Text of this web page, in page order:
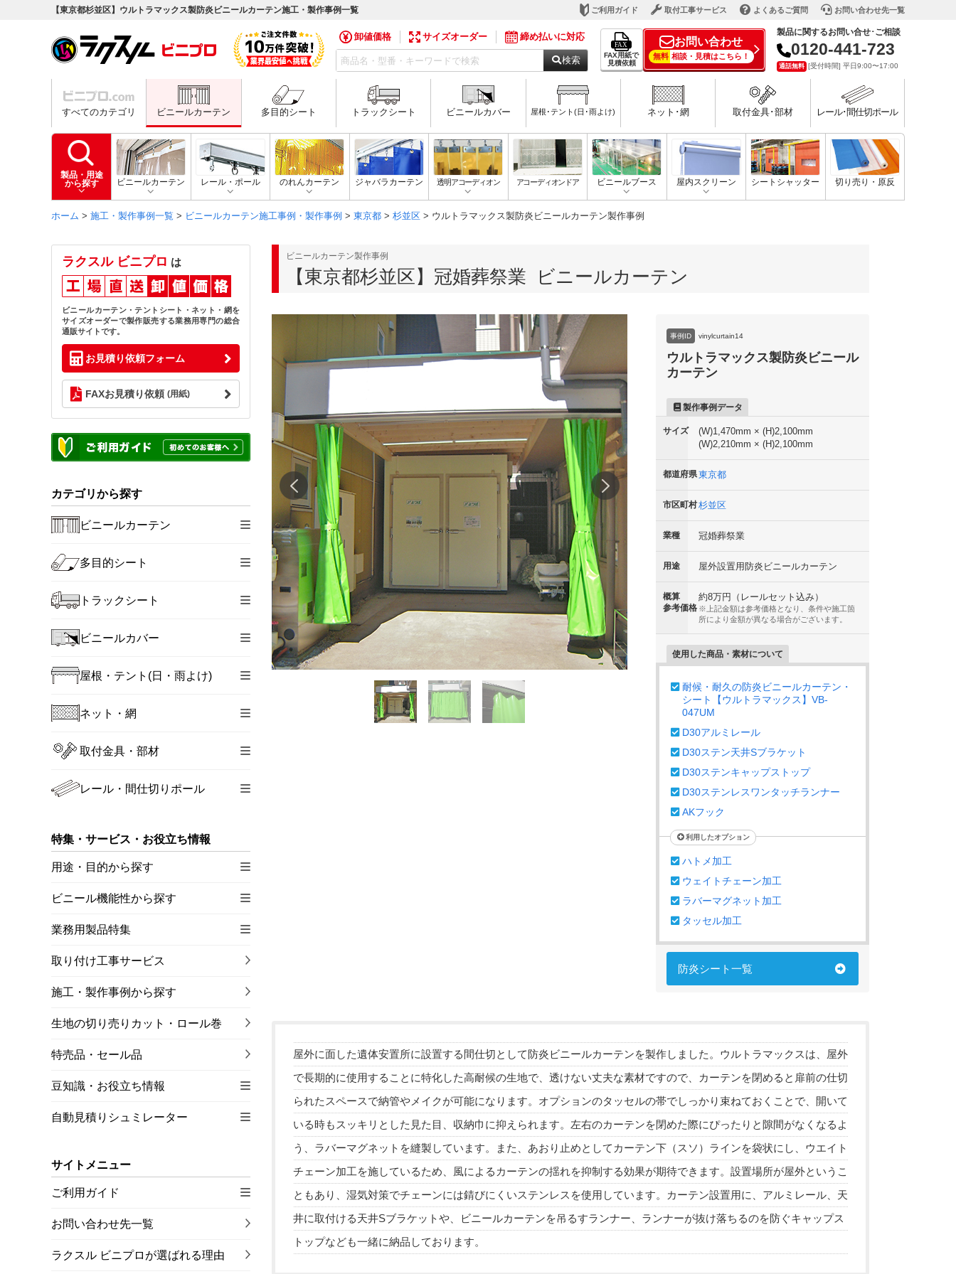
【東京都杉並区】ウルトラマックス製防炎ビニールカーテン施工・製作事例一覧 ご利用ガイド 取付工事サービス よくあるご質問 お問い合わせ先一覧
卸値価格 サイズオーダー 締め払いに対応
検索
FAX用紙で
見積依頼
お問い合わせ
無料 相談・見積はこちら！
製品に関するお問い合せ･ご相談
0120-441-723
通話無料 [受付時間] 平日9:00〜17:00
すべてのカテゴリ ビニールカーテン 多目的シート トラックシート ビニールカバー 屋根･テント(日･雨よけ) ネット･網 取付金具･部材 レール･間仕切ポール
製品・用途
から探す
ビニールカーテン レール・ポール のれんカーテン ジャバラカーテン 透明アコーディオン アコーディオンドア ビニールブース 屋内スクリーン シートシャッター 切り売り・原反
ホーム > 施工・製作事例一覧 > ビニールカーテン施工事例・製作事例 > 東京都 > 杉並区 > ウルトラマックス製防炎ビニールカーテン製作事例
ビニールカーテン製作事例
【東京都杉並区】冠婚葬祭業 ビニールカーテン
事例ID vinylcurtain14
ウルトラマックス製防炎ビニール
カーテン
製作事例データ
サイズ
(W)1,470mm × (H)2,100mm
(W)2,210mm × (H)2,100mm
都道府県東京都
市区町村杉並区
業種 冠婚葬祭業
用途 屋外設置用防炎ビニールカーテン
概算
参考価格
約8万円（レールセット込み）
※上記金額は参考価格となり、条件や施工箇
所により金額が異なる場合がございます。
使用した商品・素材について
耐候・耐久の防炎ビニールカーテン・
シート【ウルトラマックス】VB-
047UM
D30アルミレール
D30ステン天井Sブラケット
D30ステンキャップストップ
D30ステンレスワンタッチランナー
AKフック
利用したオプション
ハトメ加工
ウェイトチェーン加工
ラバーマグネット加工
タッセル加工
防炎シート一覧
屋外に面した遺体安置所に設置する間仕切として防炎ビニールカーテンを製作しました。ウルトラマックスは、屋外
で長期的に使用することに特化した高耐候の生地で、透けない丈夫な素材ですので、カーテンを閉めると扉前の仕切
られたスペースで納管やメイクが可能になります。オプションのタッセルの帯でしっかり束ねておくことで、開いて
いる時もスッキリとした見た目、収納巾に抑えられます。左右のカーテンを閉めた際にぴったりと隙間がなくなるよ
う、ラバーマグネットを縫製しています。また、あおり止めとしてカーテン下（スソ）ラインを袋状にし、ウエイト
チェーン加工を施しているため、風によるカーテンの揺れを抑制する効果が期待できます。設置場所が屋外というこ
ともあり、湿気対策でチェーンには錆びにくいステンレスを使用しています。カーテン設置用に、アルミレール、天
井に取付ける天井Sブラケットや、ビニールカーテンを吊るすランナー、ランナーが抜け落ちるのを防ぐキャップス
トップなども一緒に納品しております。
ラクスル ビニプロ は
ビニールカーテン・テントシート・ネット・網を
サイズオーダーで製作販売する業務用専門の総合
通販サイトです。
お見積り依頼フォーム
FAXお見積り依頼 (用紙)
カテゴリから探す
ビニールカーテン
多目的シート
トラックシート
ビニールカバー
屋根・テント(日・雨よけ)
ネット・網
取付金具・部材
レール・間仕切りポール
特集・サービス・お役立ち情報
用途・目的から探す
ビニール機能性から探す
業務用製品特集
取り付け工事サービス
施工・製作事例から探す
生地の切り売りカット・ロール巻
特売品・セール品
豆知識・お役立ち情報
自動見積りシュミレーター
サイトメニュー
ご利用ガイド
お問い合わせ先一覧
ラクスル ビニプロが選ばれる理由